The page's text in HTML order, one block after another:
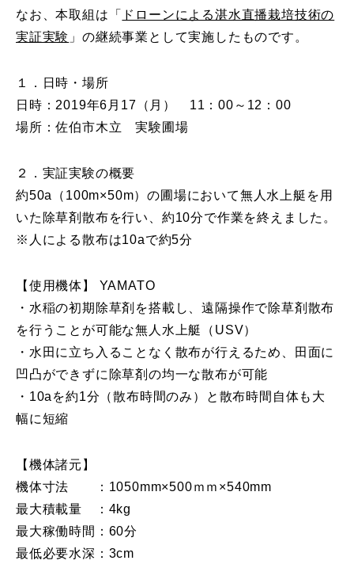
なお、本取組は「
ドローンによる湛水直播栽培技術の
実証実験 」の継続事業として実施したものです。
１．日時・場所
日時：2019年6月17（月） 11：00～12：00
場所：佐伯市木立 実験圃場
２．実証実験の概要
約50a（100m×50m）の圃場において無人水上艇を用
いた除草剤散布を行い、約10分で作業を終えました。
※人による散布は10aで約5分
【使用機体】 YAMATO
・水稲の初期除草剤を搭載し、遠隔操作で除草剤散布
を行うことが可能な無人水上艇（USV）
・水田に立ち入ることなく散布が行えるため、田面に
凹凸ができずに除草剤の均一な散布が可能
・10aを約1分（散布時間のみ）と散布時間自体も大
幅に短縮
【機体諸元】
機体寸法 ：1050mm×500ｍｍ×540mm
最大積載量 ：4kg
最大稼働時間：60分
最低必要水深：3cm